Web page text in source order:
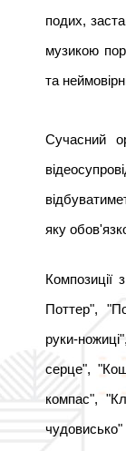
подих,
музикою
та неймовірні
Сучасний
яку
Композиції
Поттер",
руки-
серце",
компас",